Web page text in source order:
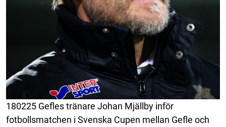
180225 Gefles tränare Johan Mjällby inför
fotbollsmatchen i Svenska Cupen mellan Gefle och